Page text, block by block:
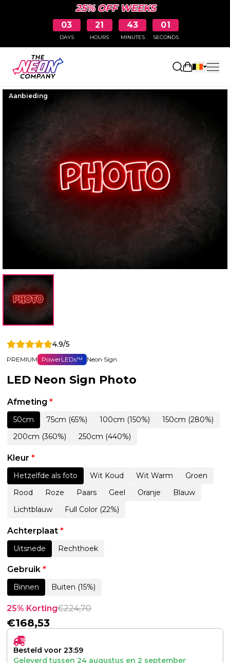
25% OFF WEEKS
03
DAYS
21
HOURS
43
MINUTES
01
SECONDS
Aanbieding
4.9/5
PREMIUM PowerLEDs™ Neon Sign
LED Neon Sign Photo
Afmeting *
50cm 75cm (65%) 100cm (150%)
150cm (280%)
200cm (360%)
250cm (440%)
Kleur *
Hetzelfde als foto Wit Koud Wit Warm
Groen
Rood
Roze Paars Geel Oranje
Blauw
Lichtblauw
Full Color (22%)
Achterplaat *
Uitsnede Rechthoek
Gebruik *
Binnen Buiten (15%)
25% Korting€224,70
€168,53
Besteld voor 23:59
Geleverd tussen 24 augustus en 2 september